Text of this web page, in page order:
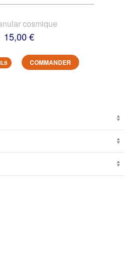
cosmique
15,00 €
COMMANDER